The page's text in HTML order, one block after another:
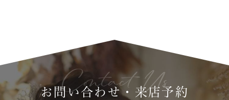
お問い合わせ・来店予約